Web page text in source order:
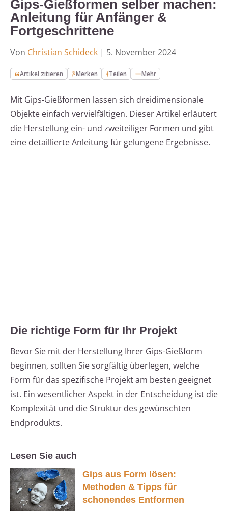
Gips-Gießformen selber machen:
Anleitung für Anfänger &
Fortgeschrittene
Von Christian Schideck | 5. November 2024
Artikel zitieren Merken Teilen Mehr
Mit Gips-Gießformen lassen sich dreidimensionale
Objekte einfach vervielfältigen. Dieser Artikel erläutert
die Herstellung ein- und zweiteiliger Formen und gibt
eine detaillierte Anleitung für gelungene Ergebnisse.
Die richtige Form für Ihr Projekt
Bevor Sie mit der Herstellung Ihrer Gips-Gießform
beginnen, sollten Sie sorgfältig überlegen, welche
Form für das spezifische Projekt am besten geeignet
ist. Ein wesentlicher Aspekt in der Entscheidung ist die
Komplexität und die Struktur des gewünschten
Endprodukts.
Lesen Sie auch
Gips aus Form lösen:
Methoden & Tipps für
schonendes Entformen